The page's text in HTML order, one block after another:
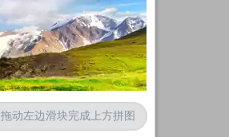
加载中
拖动左边滑块完成上方拼图